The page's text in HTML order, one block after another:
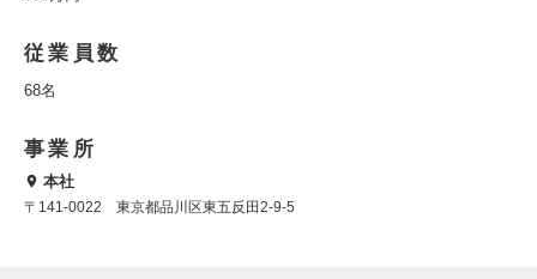
従業員数
68名
事業所
本社
〒141-0022 東京都品川区東五反田2-9-5